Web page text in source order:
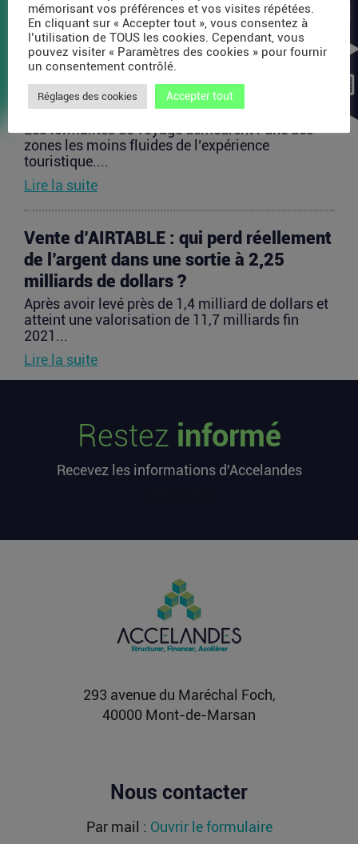
Lire la suite
TravelTech : comment HandleVisa
digitalise l’accompagnement des
voyageurs
Les formalités de voyage demeurent l’une des
zones les moins fluides de l’expérience
touristique....
Lire la suite
Vente d’AIRTABLE : qui perd réellement
de l’argent dans une sortie à 2,25
milliards de dollars ?
Après avoir levé près de 1,4 milliard de dollars et
atteint une valorisation de 11,7 milliards fin
2021...
Lire la suite
profil et comment candidater ?
2026 les futurs participants français du Projet
affluent vers les futurs moteurs de l’IA
Alors que l’entraînement des grands modèles a
longtemps concentré les investissements, les
Restez informé
Recevez les informations d'Accelandes
293 avenue du Maréchal Foch,
40000 Mont-de-Marsan
Nous contacter
Par mail : Ouvrir le formulaire
mémorisant vos préférences et vos visites répétées.
En cliquant sur « Accepter tout », vous consentez à
l’utilisation de TOUS les cookies. Cependant, vous
pouvez visiter « Paramètres des cookies » pour fournir
un consentement contrôlé.
Réglages des cookies Accepter tout